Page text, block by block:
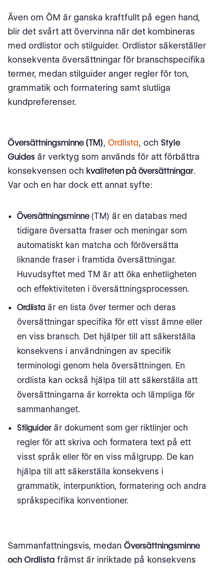
Även om ÖM är ganska kraftfullt på egen hand,
blir det svårt att övervinna när det kombineras
med ordlistor och stilguider. Ordlistor säkerställer
konsekventa översättningar för branschspecifika
termer, medan stilguider anger regler för ton,
grammatik och formatering samt slutliga
kundpreferenser.
Översättningsminne (TM), Ordlista, och Style
Guides är verktyg som används för att förbättra
konsekvensen och kvaliteten på översättningar.
Var och en har dock ett annat syfte:
Översättningsminne (TM) är en databas med
tidigare översatta fraser och meningar som
automatiskt kan matcha och föröversätta
liknande fraser i framtida översättningar.
Huvudsyftet med TM är att öka enhetligheten
och effektiviteten i översättningsprocessen.
Ordlista är en lista över termer och deras
översättningar specifika för ett visst ämne eller
en viss bransch. Det hjälper till att säkerställa
konsekvens i användningen av specifik
terminologi genom hela översättningen. En
ordlista kan också hjälpa till att säkerställa att
översättningarna är korrekta och lämpliga för
sammanhanget.
Stilguider är dokument som ger riktlinjer och
regler för att skriva och formatera text på ett
visst språk eller för en viss målgrupp. De kan
hjälpa till att säkerställa konsekvens i
grammatik, interpunktion, formatering och andra
språkspecifika konventioner.
Sammanfattningsvis, medan Översättningsminne
och Ordlista främst är inriktade på konsekvens